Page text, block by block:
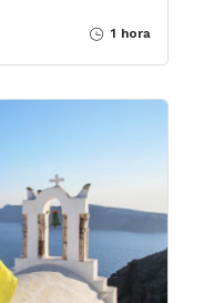
1 hora